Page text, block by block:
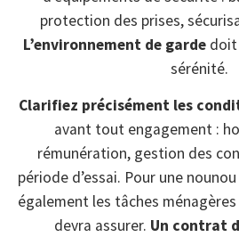
protection des prises,
L’environnement de garde doit
sérénité.
Clarifiez précisément les
avant tout engagement :
rémunération, gestion des
période d’essai. Pour une
également les tâches ménagères
devra assurer. Un contrat